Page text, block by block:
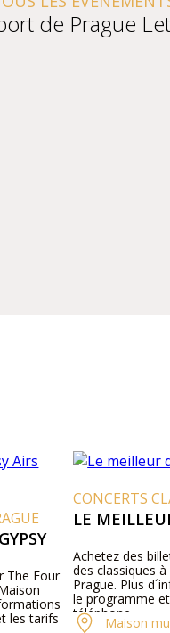
de Prague
The Four
les tarifs
CONCERTS
LE
Achetez des
des classiques
Prague. Plus
le programme
téléphone.
Maison